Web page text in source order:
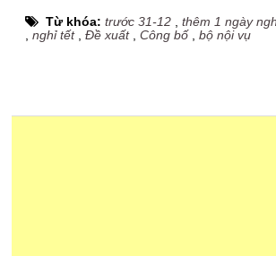
Từ khóa:trước 31-12 ,thêm 1 ngày
,nghỉ tết,Đề xuất,Công bố,bộ nội vụ